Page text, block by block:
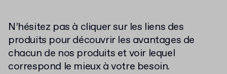
N’hésitez pas à cliquer sur les liens des
produits pour découvrir les avantages de
chacun de nos produits et voir lequel
correspond le mieux à votre besoin.